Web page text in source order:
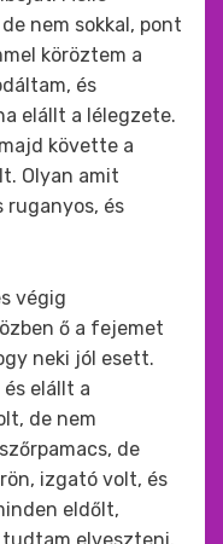
nem sokkal, pont
köröztem a
és
elállt a lélegzete.
követte a
Olyan amit
ruganyos, és
végig
ő a fejemet
neki jól esett.
elállt a
de nem
de
izgató volt, és
eldőlt,